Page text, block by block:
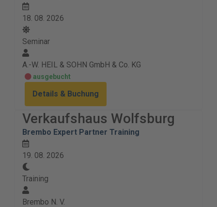
18. 08. 2026
Seminar
A.-W. HEIL & SOHN GmbH & Co. KG
ausgebucht
Details & Buchung
Verkaufshaus Wolfsburg
Brembo Expert Partner Training
19. 08. 2026
Training
Brembo N. V.